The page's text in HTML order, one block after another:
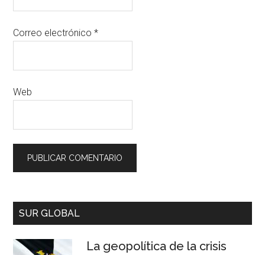
Correo electrónico*
Web
SUR GLOBAL
La geopolítica de la crisis